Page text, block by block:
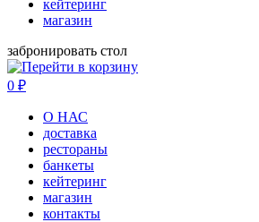
кейтеринг
магазин
забронировать стол
0 ₽
О НАС
доставка
рестораны
банкеты
кейтеринг
магазин
контакты